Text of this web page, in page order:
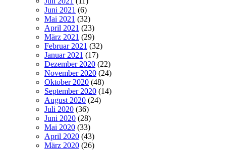
Juni 2021 (6)
Mai 2021 (32)
April 2021 (23)
März 2021 (29)
Februar 2021 (32)
Januar 2021 (17)
Dezember 2020 (22)
November 2020 (24)
Oktober 2020 (48)
September 2020 (14)
August 2020 (24)
Juli 2020 (36)
Juni 2020 (28)
Mai 2020 (33)
April 2020 (43)
März 2020 (26)